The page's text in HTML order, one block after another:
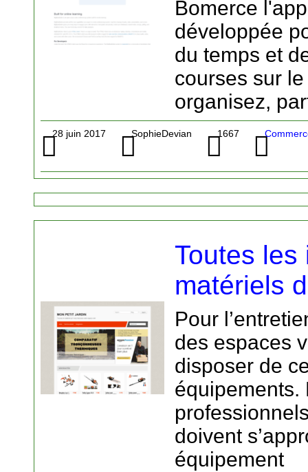
Bomerce
développée
du temps et
courses sur
organisez,
28 juin 2017 SophieDevian 1667
Toutes les
matériels
Pour
des espaces
disposer de
équipements.
doivent
équipement